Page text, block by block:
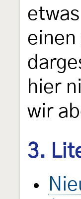
einen
hier
wir
3.